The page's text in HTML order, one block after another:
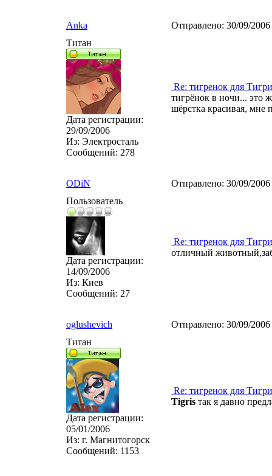
Anka Отправлено: 30/09/
Титан
Дата регистрации:
29/09/2006
Из: Электросталь
Сообщений: 278
Re: тигренок для
тигрёнок в ночи... это
шёрстка красивая, мне
ODiN Отправлено: 30/09/
Пользователь
Дата регистрации:
14/09/2006
Из: Киев
Сообщений: 27
Re: тигренок для
отличный
oglushevich Отправлено: 30/09/
Титан
Дата регистрации:
05/01/2006
Из: г. Магнитогорск
Сообщений: 1153
Re: тигренок для
Tigris так я давно